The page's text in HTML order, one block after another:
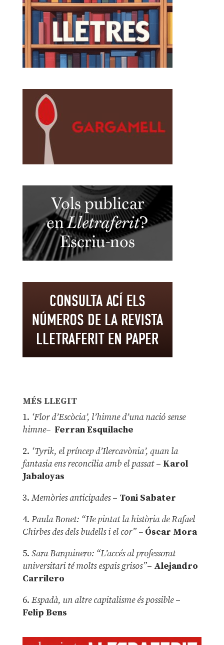
MÉS LLEGIT
1. ‘Flor d’Escòcia’, l’himne d’una nació sense
himne– Ferran Esquilache
2. ‘Tyrik, el príncep d’Ilercavònia’, quan la
fantasia ens reconcilia amb el passat– Karol
Jabaloyas
3. Memòries anticipades– Toni Sabater
4. Paula Bonet: “He pintat la història de Rafael
Chirbes des dels budells i el cor” –Óscar Mora
5. Sara Barquinero: “L’accés al professorat
universitari té molts espais grisos”– Alejandro
Carrilero
6. Espadà, un altre capitalisme és possible –
Felip Bens